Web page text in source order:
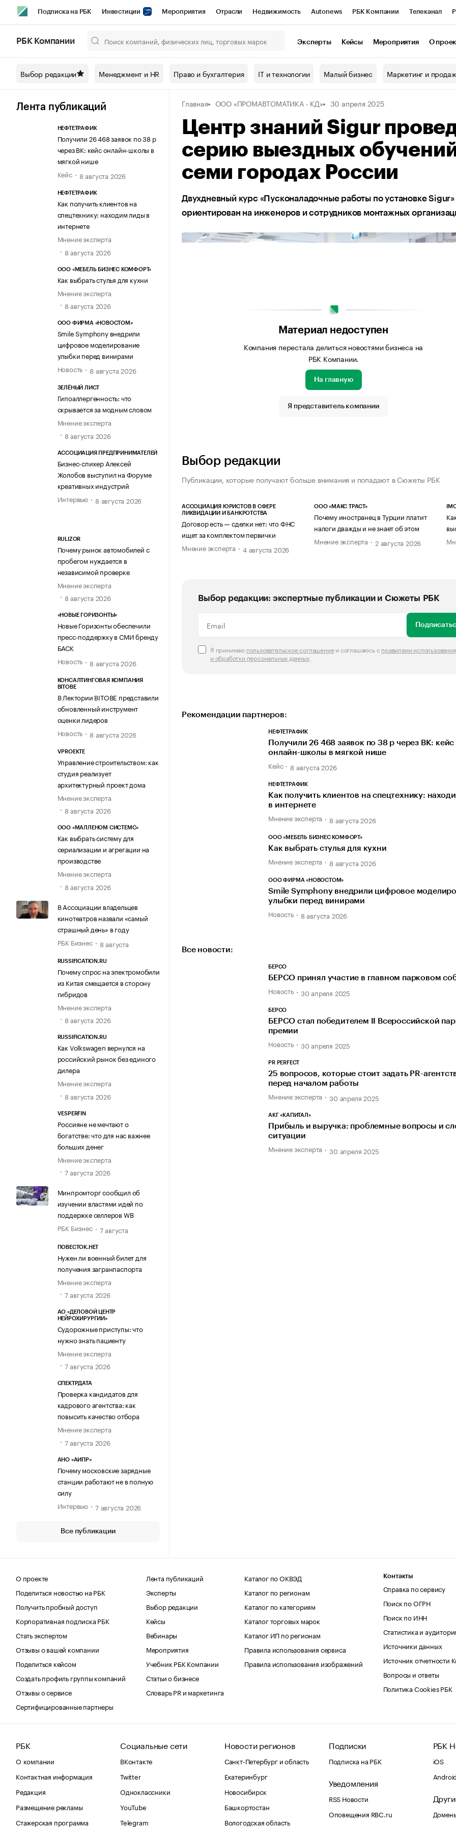
Подписка на РБК Инвестиции Мероприятия Отрасли Недвижимость Autonews РБК Компании Телеканал
Спецпроекты СПб Конференции СПб Спецпроекты Проверка контрагентов
Технологии и медиа Рынок наличной валюты
РБК Компании Эксперты Кейсы Мероприятия О
Выбор редакции Менеджмент и HR Право и бухгалтерия IT и технологии Малый бизнес Маркетинг и
Лента публикаций
НЕФТЕТРАФИК
Получили 26 468 заявок по 38 р
через ВК: кейс онлайн-школы в
мягкой нише
Кейс
8 августа 2026
НЕФТЕТРАФИК
Как получить клиентов на
спецтехнику: находим лиды в
интернете
Мнение эксперта
8 августа 2026
ООО «МЕБЕЛЬ БИЗНЕС КОМФОРТ»
Как выбрать стулья для кухни
Мнение эксперта
8 августа 2026
ООО ФИРМА «НОВОСТОМ»
Smile Symphony внедрили
цифровое моделирование
улыбки перед винирами
Новость
8 августа 2026
ЗЕЛЁНЫЙ ЛИСТ
Гипоаллергенность: что
скрывается за модным словом
Мнение эксперта
8 августа 2026
АССОЦИАЦИЯ ПРЕДПРИНИМАТЕЛЕЙ
Бизнес-спикер Алексей
Жолобов выступил на Форуме
креативных индустрий
Интервью
8 августа 2026
RULIZOR
Почему рынок автомобилей с
пробегом нуждается в
независимой проверке
Мнение эксперта
8 августа 2026
«НОВЫЕ ГОРИЗОНТЫ»
Новые Горизонты обеспечили
пресс-поддержку в СМИ бренду
БАСК
Новость
8 августа 2026
КОНСАЛТИНГОВАЯ КОМПАНИЯ
BITOBE
В Лектории BITOBE представили
обновленный инструмент
оценки лидеров
Новость
8 августа 2026
VPROEKTE
Управление строительством: как
студия реализует
архитектурный проект дома
Мнение эксперта
8 августа 2026
ООО «МАЛЛЕНОМ СИСТЕМС»
Как выбрать систему для
сериализации и агрегации на
производстве
Мнение эксперта
8 августа 2026
В Ассоциации владельцев
кинотеатров назвали «самый
страшный день» в году
РБК Бизнес
8 августа
RUSSIFICATION.RU
Почему спрос на электромобили
из Китая смещается в сторону
гибридов
Мнение эксперта
8 августа 2026
RUSSIFICATION.RU
Как Volkswagen вернулся на
российский рынок без единого
дилера
Мнение эксперта
8 августа 2026
VESPERFIN
Россияне не мечтают о
богатстве: что для нас важнее
больших денег
Мнение эксперта
7 августа 2026
Минпромторг сообщил об
изучении властями идей по
поддержке селлеров WB
РБК Бизнес
7 августа
ПОВЕСТОК.НЕТ
Нужен ли военный билет для
получения загранпаспорта
Мнение эксперта
7 августа 2026
АО «ДЕЛОВОЙ ЦЕНТР
НЕЙРОХИРУРГИИ»
Судорожные приступы: что
нужно знать пациенту
Мнение эксперта
7 августа 2026
СПЕКТРДАТА
Проверка кандидатов для
кадрового агентства: как
повысить качество отбора
Мнение эксперта
7 августа 2026
АНО «АИПР»
Почему московские зарядные
станции работают не в полную
силу
Интервью
7 августа 2026
Все публикации
Главная ООО «ПРОМАВТОМАТИКА - КД» 30 апреля 2025
Центр знаний Sigur
серию выездных
семи городах России
Двухдневный курс «Пусконаладочные работы по установке Sigur»
ориентирован на инженеров и сотрудников монтажных
Материал недоступен
Компания перестала делиться новостями бизнеса на
РБК Компании.
На главную
Я представитель компании
Выбор редакции
Публикации, которые получают больше внимания и попадают в Сюжеты РБК
АССОЦИАЦИЯ ЮРИСТОВ В СФЕРЕ
ЛИКВИДАЦИИ И БАНКРОТСТВА
Договор есть — сделки нет: что ФНС
ищет за комплектом первички
Мнение эксперта
4 августа 2026
ООО «МАКС ТРАСТ»
Почему иностранец в Турции платит
налоги дважды и не знает об этом
Мнение эксперта
2 августа 2026
Выбор редакции: экспертные публикации и Сюжеты РБК
Я принимаю пользовательское соглашениеи соглашаюсь с правилами использования
и обработки персональных данных.
Рекомендации партнеров:
НЕФТЕТРАФИК
Получили 26 468 заявок по 38 р через ВК: кейс
онлайн-школы в мягкой нише
Кейс 8 августа 2026
НЕФТЕТРАФИК
Как получить клиентов на спецтехнику:
в интернете
Мнение эксперта 8 августа 2026
ООО «МЕБЕЛЬ БИЗНЕС КОМФОРТ»
Как выбрать стулья для кухни
Мнение эксперта 8 августа 2026
ООО ФИРМА «НОВОСТОМ»
Smile Symphony внедрили цифровое
улыбки перед винирами
Новость 8 августа 2026
Все новости:
БЕРСО
БЕРСО принял участие в главном парковом
Новость 30 апреля 2025
БЕРСО
БЕРСО стал победителем II Всероссийской
премии
Новость 30 апреля 2025
PR PERFECT
25 вопросов, которые стоит задать PR-
перед началом работы
Мнение эксперта 30 апреля 2025
АКГ «КАПИТАЛ»
Прибыль и выручка: проблемные вопросы и
ситуации
Мнение эксперта 30 апреля 2025
О проекте
Поделиться новостью на РБК
Получить пробный доступ
Корпоративная подписка РБК
Стать экспертом
Отзывы о вашей компании
Поделиться кейсом
Создать профиль группы компаний
Отзывы о сервисе
Сертифицированные партнеры
Лента публикаций
Эксперты
Выбор редакции
Кейсы
Вебинары
Мероприятия
Учебник РБК Компании
Статьи о бизнесе
Словарь PR и маркетинга
Каталог по ОКВЭД
Каталог по регионам
Каталог по категориям
Каталог торговых марок
Каталог ИП по регионам
Правила использования сервиса
Правила использования изображений
Контакты
Справка по сервису
Поиск по ОГРН
Поиск по ИНН
Статистика и
Источники данных
Источник отчетности
Вопросы и ответы
Политика Cookies РБК
РБК
О компании
Контактная информация
Редакция
Размещение рекламы
Стажерская программа
Социальные сети
ВКонтакте
Twitter
Одноклассники
YouTube
Telegram
Новости регионов
Санкт-Петербург и область
Екатеринбург
Новосибирск
Башкортостан
Вологодская область
Подписки
Подписка на РБК
Уведомления
RSS Новости
Оповещения RBC.ru
РБК
iOS